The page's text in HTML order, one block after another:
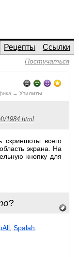
Рецепты
Ссылки
Постучаться
→ Утилиты
1984.html
скриншоты всего
экрана. На
кнопку для
?
Spalah